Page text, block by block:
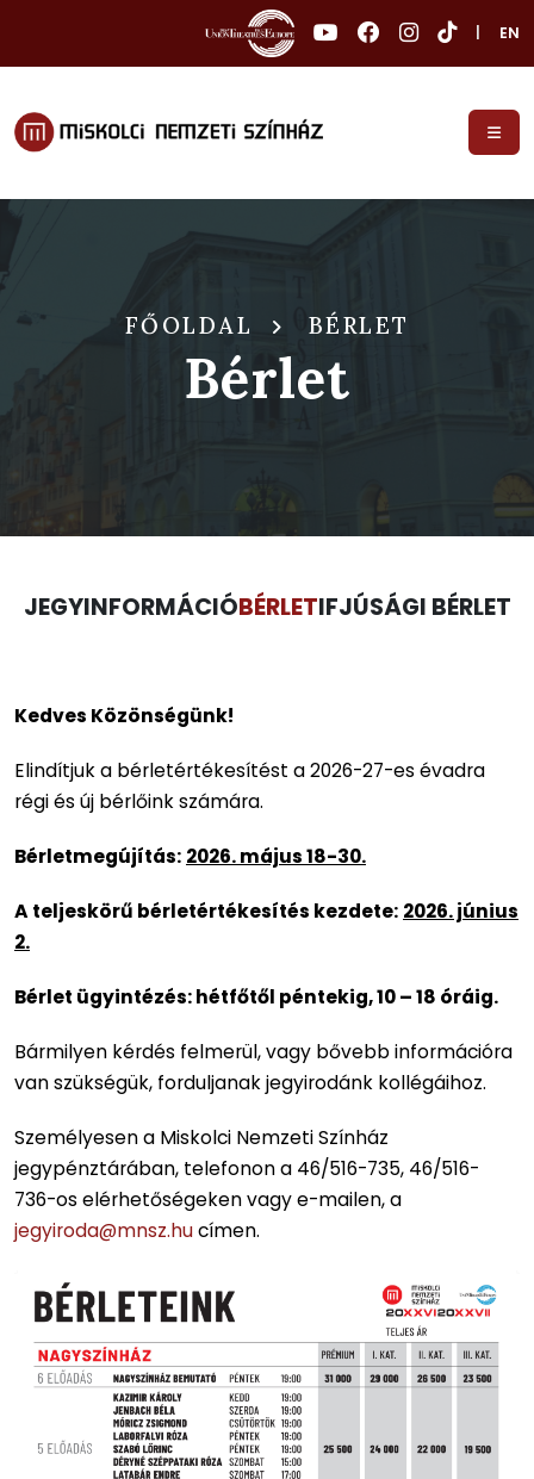
EN
FŐOLDAL BÉRLET
Bérlet
JEGYINFORMÁCIÓBÉRLETIFJÚSÁGI BÉRLET
Kedves Közönségünk!
Elindítjuk a bérletértékesítést a 2026-27-es évadra
régi és új bérlőink számára.
Bérletmegújítás: 2026. május 18-30.
A teljeskörű bérletértékesítés kezdete: 2026. június
2.
Bérlet ügyintézés: hétfőtől péntekig, 10 – 18 óráig.
Bármilyen kérdés felmerül, vagy bővebb információra
van szükségük, forduljanak jegyirodánk kollégáihoz.
Személyesen a Miskolci Nemzeti Színház
jegypénztárában, telefonon a 46/516-735, 46/516-
736-os elérhetőségeken vagy e-mailen, a
jegyiroda@mnsz.hucímen.